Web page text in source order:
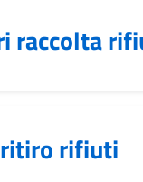
raccolta
rifiuti